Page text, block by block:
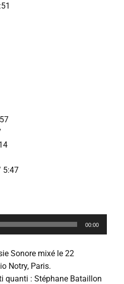
5:47
00:00
Sonore mixé le 22
Notry, Paris.
quanti : Stéphane Bataillon